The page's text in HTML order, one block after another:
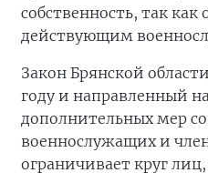
собственность, так как
действующим
Закон Брянской
году и направленный
дополнительных мер
военнослужащих и
ограничивает круг